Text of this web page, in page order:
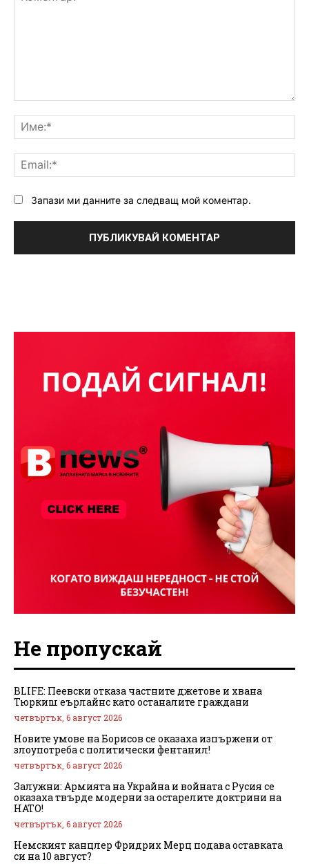
Запази ми данните за следващ мой коментар.
Не пропускай
BLIFE: Пеевски отказа частните джетове и хвана
Тюркиш еърлайнс като останалите граждани
четвъртък, 6 август 2026
Новите умове на Борисов се оказаха изпържени от
злоупотреба с политически фентанил!
четвъртък, 6 август 2026
Залужни: Армията на Украйна и войната с Русия се
оказаха твърде модерни за остарелите доктрини на
НАТО!
четвъртък, 6 август 2026
Немският канцлер Фридрих Мерц подава оставката
си на 10 август?